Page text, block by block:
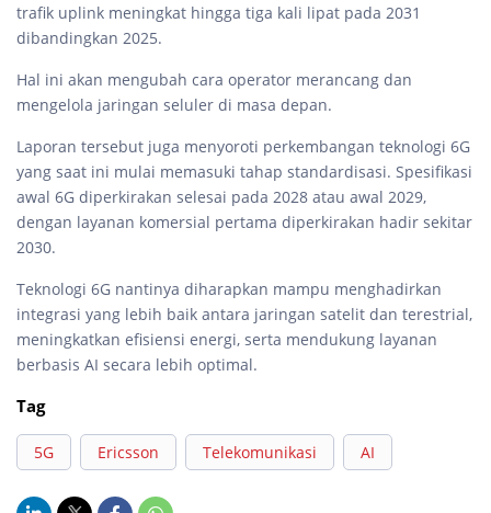
trafik uplink meningkat hingga tiga kali lipat pada 2031
dibandingkan 2025.
Hal ini akan mengubah cara operator merancang dan
mengelola jaringan seluler di masa depan.
Laporan tersebut juga menyoroti perkembangan teknologi 6G
yang saat ini mulai memasuki tahap standardisasi. Spesifikasi
awal 6G diperkirakan selesai pada 2028 atau awal 2029,
dengan layanan komersial pertama diperkirakan hadir sekitar
2030.
Teknologi 6G nantinya diharapkan mampu menghadirkan
integrasi yang lebih baik antara jaringan satelit dan terestrial,
meningkatkan efisiensi energi, serta mendukung layanan
berbasis AI secara lebih optimal.
Tag
5G Ericsson Telekomunikasi AI